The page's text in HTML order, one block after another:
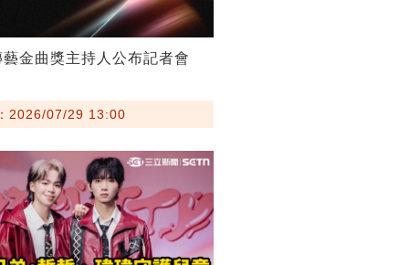
金曲獎主持人公布記者會
2026/07/29 13:00